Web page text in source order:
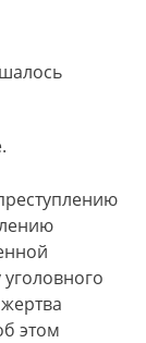
этом